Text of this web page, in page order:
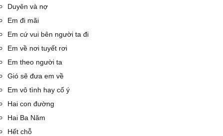
Duyên và nợ
Em đi mãi
Em cứ vui bên người ta đi
Em về nơi tuyết rơi
Em theo người ta
Gió sẽ đưa em về
Em vô tình hay cố ý
Hai con đường
Hai Ba Năm
Hết chỗ